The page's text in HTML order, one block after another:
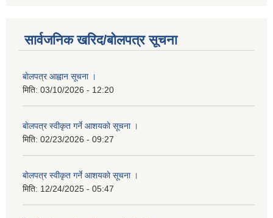
सार्वजनिक खरिद/बोलपत्र सूचना
बाेलपत्र आह्वान सूचना ।
मिति: 03/10/2026 - 12:20
बाेलपत्र स्वीकृत गर्ने आशयकाे सूचना ।
मिति: 02/23/2026 - 09:27
बाेलपत्र स्वीकृत गर्ने आशयकाे सूचना ।
मिति: 12/24/2025 - 05:47